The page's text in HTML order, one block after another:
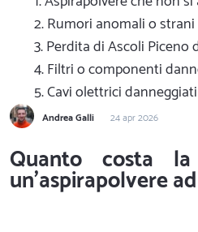
2. Rumori anomali o strani
3. Perdita di Ascoli Piceno
4. Filtri o componenti
5. Cavi olettrici danneggiati
Andrea Galli 24 apr 2026
Quanto costa
un'aspirapolvere